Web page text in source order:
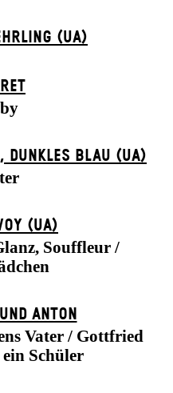
(UA)
DUNK­LES BLAU (UA)
(UA)
Souffleur /
ANTON
Vater / Gottfried
Schüler